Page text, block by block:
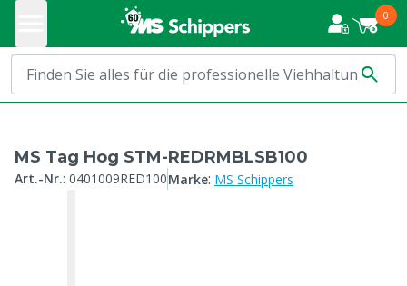
0
MS Tag Hog STM-REDRMBLSB100
Art.-Nr.: 0401009RED100Marke: MS Schippers